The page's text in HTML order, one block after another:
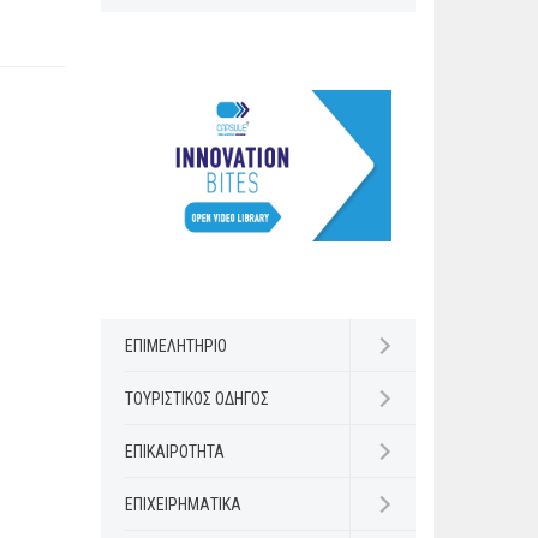
ΕΠΙΜΕΛΗΤΗΡΙΟ Open submenu
ΤΟΥΡΙΣΤΙΚΟΣ ΟΔΗΓΟΣ Open submenu
ΕΠΙΚΑΙΡΟΤΗΤΑ Open submenu
ΕΠΙΧΕΙΡΗΜΑΤΙΚΑ Open submenu